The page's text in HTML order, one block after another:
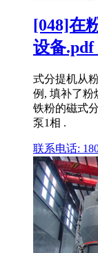
[048]在
设备
式分提机从
例, 填补了粉
铁粉的磁式
泵1相 .
联系电话: